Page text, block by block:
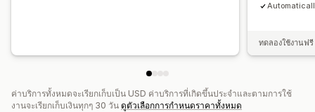
ทดลองใช้งานฟ
ค่าบริการทั้งหมดจะเรียกเก็บเป็น USD ค่าบริการที่เกิดขึ้นประจำและตามการใช้
งานจะเรียกเก็บเงินทุกๆ 30 วัน ดูตัวเลือกการกำหนดราคาทั้งหมด